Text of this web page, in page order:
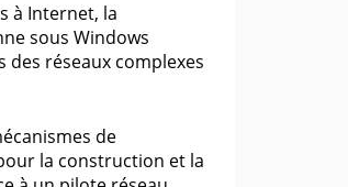
à Internet, la
sous Windows
des réseaux complexes
de
la construction et la